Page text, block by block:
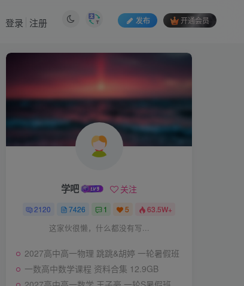
发布 开通会员
登录 注册
学吧 关注
2120 7426 1 5 63.5W+
这家伙很懒，什么都没有写...
2027高中高一物理 跳跳&胡婷 一轮暑假班
一数高中数学课程 资料合集 12.9GB